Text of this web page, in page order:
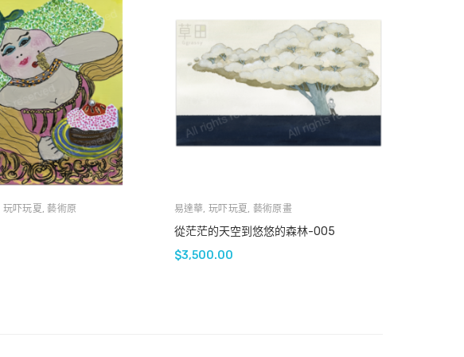
玩吓玩夏 , 藝術原
易達華,玩吓玩夏 , 藝術原畫
從茫茫的天空到悠悠的森林-005
$3,500.00